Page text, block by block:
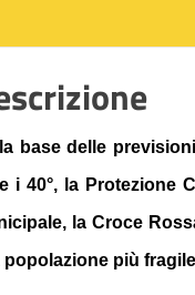
base delle
i 40°, la Protezione
la Croce
popolazione più